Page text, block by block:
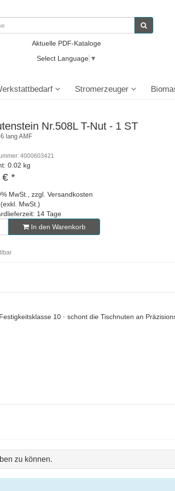
Aktuelle PDF-Kataloge
Select Language ▼
Stromerzeuger
Nr.508L T-Nut - 1 ST
lang AMF
4000603421
0.02 kg
€ *
MwSt., zzgl. Versandkosten
MwSt.)
14 Tage
In den Warenkorb
10 · schont die Tischnuten an
zu können.